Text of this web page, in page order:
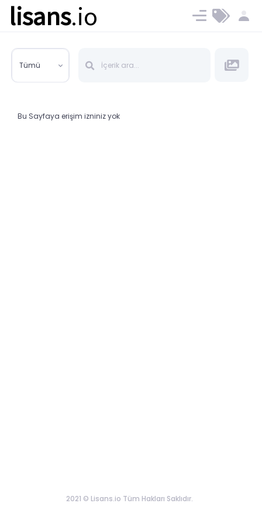
lisans.io Ücret ve Planlar
Tümü
Bu Sayfaya erişim izniniz yok
2021 © Lisans.io Tüm Hakları Saklıdır.